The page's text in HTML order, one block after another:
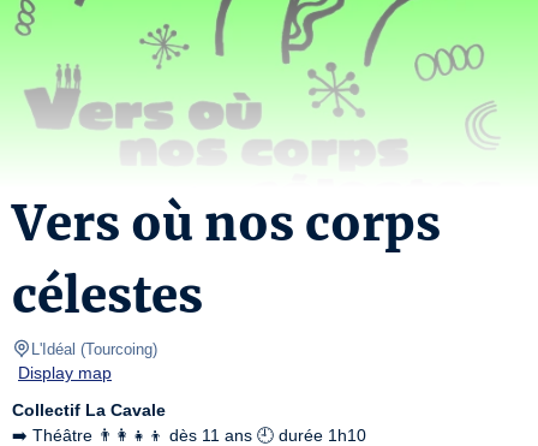
Vers où nos corps
célestes
L'Idéal (Tourcoing)
Display map
Collectif La Cavale
➡️ Théâtre 👨‍👩‍👧‍👦 dès 11 ans 🕘 durée 1h10